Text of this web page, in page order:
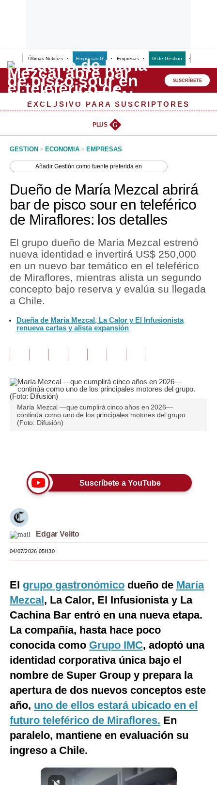
Últimas Noticias Empresas G Empresas G de Gestión
Lo último
Peru Quiosco
Management & Empleo
Perú
Política
Finanzas Personales
Inmobiliarias
Plus G
Editorial
Tendencias
Lujo
Mundo
EEUU
México
Tecnología
Club del Suscriptor
G de Gestión
Notas Contratadas
Gestión TV
Videos
Fotogalerías
SUSCRÍBETE
EXCLUSIVO PARA SUSCRIPTORES
PLUS G
GESTION > ECONOMIA > EMPRESAS
AñadirGestión como fuente preferida en
Dueño de María Mezcal abrirá
bar de pisco sour en teleférico
de Miraflores: los detalles
El grupo dueño de María Mezcal estrenó
nueva identidad e invertirá US$ 250,000
en un nuevo bar temático en el teleférico
de Miraflores, mientras alista un segundo
concepto bajo reserva y evalúa su llegada
a Chile.
Dueña de María Mezcal, La Calor y El Infusionista
renueva cartas y alista expansión
María Mezcal —que cumplirá cinco años en 2026—
continúa como uno de los principales motores del grupo.
(Foto: Difusión)
Suscríbete a YouTube
Edgar Velito
04/07/2026 05H30
El grupo gastronómico dueño de María
Mezcal, La Calor, El Infusionista y La
Cachina Bar entró en una nueva etapa.
La compañía, hasta hace poco
conocida como Grupo IMC, adoptó una
identidad corporativa única bajo el
nombre de Super Group y prepara la
apertura de dos nuevos conceptos este
año, uno de ellos estará ubicado en el
futuro teleférico de Miraflores. En
paralelo, mantiene en evaluación su
ingreso a Chile.